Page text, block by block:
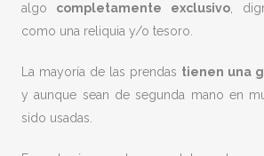
algo completamente exclusivo,
como una reliquia y/o tesoro.
La mayoría de las prendas tienen una
y aunque sean de segunda mano en
sido usadas.